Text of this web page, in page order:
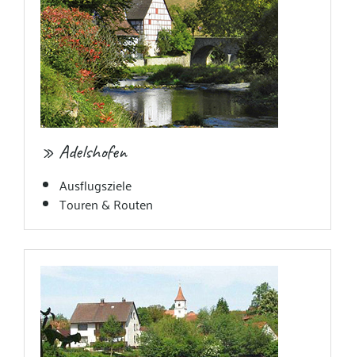
» Adelshofen
Ausflugsziele
Touren & Routen